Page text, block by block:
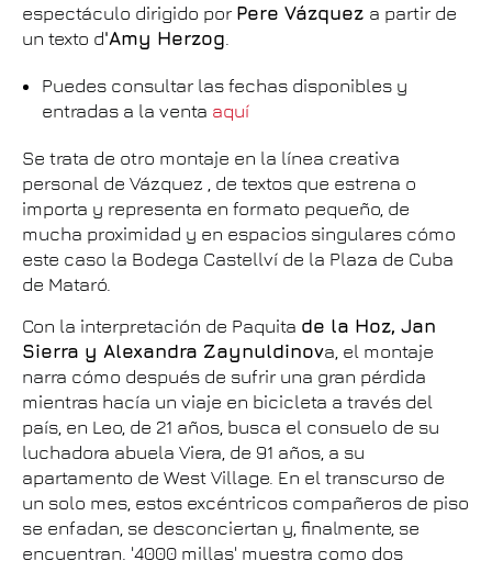
espectáculo dirigido por Pere Vázquez a partir de
un texto d'Amy Herzog
Puedes consultar las fechas disponibles y
entradas a la venta aquí
Se trata de otro montaje en la línea creativa
personal de Vázquez , de textos que estrena o
importa y representa en formato pequeño, de
mucha proximidad y en espacios singulares cómo
este caso la Bodega Castellví de la Plaza de Cuba
de Mataró.
Con la interpretación de Paquita de la Hoz, Jan
Sierra y Alexandra Zaynuldinova, el montaje
narra cómo después de sufrir una gran pérdida
mientras hacía un viaje en bicicleta a través del
país, en Leo, de 21 años, busca el consuelo de su
luchadora abuela Viera, de 91 años, a su
apartamento de West Village. En el transcurso de
un solo mes, estos excéntricos compañeros de piso
se enfadan, se desconciertan y, finalmente, se
encuentran. '4000 millas' muestra como dos